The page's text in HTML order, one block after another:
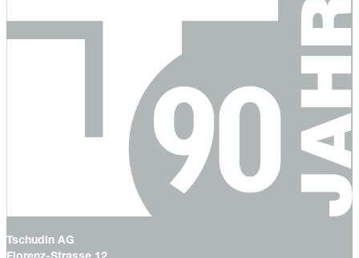
Tschudin AG